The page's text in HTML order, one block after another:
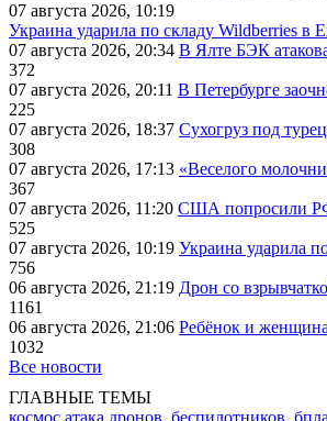
07 августа 2026, 10:19
Украина ударила по складу Wildberries в
07 августа 2026, 20:34 В Ялте БЭК
372
07 августа 2026, 20:11 В Петербурге
225
07 августа 2026, 18:37 Сухогруз под
308
07 августа 2026, 17:13 «Веселого
367
07 августа 2026, 11:20 США попросили РФ
525
07 августа 2026, 10:19 Украина ударила
756
06 августа 2026, 21:19 Дрон со
1161
06 августа 2026, 21:06 Ребёнок и
1032
Все новости
ГЛАВНЫЕ ТЕМЫ
космос атака дронов, беспилотников, бпла